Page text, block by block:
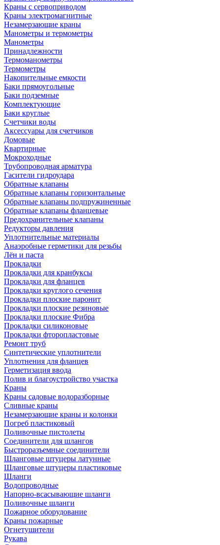
Краны с сервоприводом
Краны электромагнитные
Незамерзающие краны
Манометры и термометры
Манометры
Принадлежности
Термоманометры
Термометры
Накопительные емкости
Баки прямоугольные
Баки подземные
Комплектующие
Баки круглые
Счетчики воды
Аксессуары для счетчиков
Домовые
Квартирные
Мокроходные
Трубопроводная арматура
Гасители гидроудара
Обратные клапаны
Обратные клапаны горизонтальные
Обратные клапаны подпружиненные
Обратные клапаны фланцевые
Предохранительные клапаны
Редукторы давления
Уплотнительные материалы
Анаэробные герметики для резьбы
Лён и паста
Прокладки
Прокладки для кранбуксы
Прокладки для фланцев
Прокладки круглого сечения
Прокладки плоские паронит
Прокладки плоские резиновые
Прокладки плоские Фибра
Прокладки силиконовые
Прокладки фторопластовые
Ремонт труб
Синтетические уплотнители
Уплотнения для фланцев
Герметизация ввода
Полив и благоустройство участка
Краны
Краны садовые водоразборные
Сливные краны
Незамерзающие краны и колонки
Погреб пластиковый
Поливочные пистолеты
Соединители для шлангов
Быстроразъемные соединители
Шланговые штуцеры латунные
Шланговые штуцеры пластиковые
Шланги
Водопроводные
Напорно-всасывающие шланги
Поливочные шланги
Пожарное оборудование
Краны пожарные
Огнетушители
Рукава